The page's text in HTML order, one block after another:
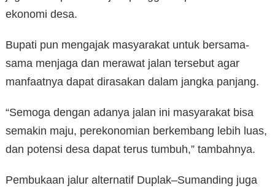
ekonomi desa.
Bupati pun mengajak masyarakat untuk bersama-
sama menjaga dan merawat jalan tersebut agar
manfaatnya dapat dirasakan dalam jangka panjang.
“Semoga dengan adanya jalan ini masyarakat bisa
semakin maju, perekonomian berkembang lebih luas,
dan potensi desa dapat terus tumbuh,” tambahnya.
Pembukaan jalur alternatif Duplak–Sumanding juga